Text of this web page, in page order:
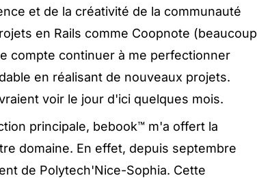
et de la créativité de la communauté
en Rails comme Coopnote (beaucoup
compte continuer à me perfectionner
en réalisant de nouveaux projets.
voir le jour d'ici quelques mois.
principale, bebook™ m'a offert la
domaine. En effet, depuis septembre
de Polytech'Nice-Sophia. Cette